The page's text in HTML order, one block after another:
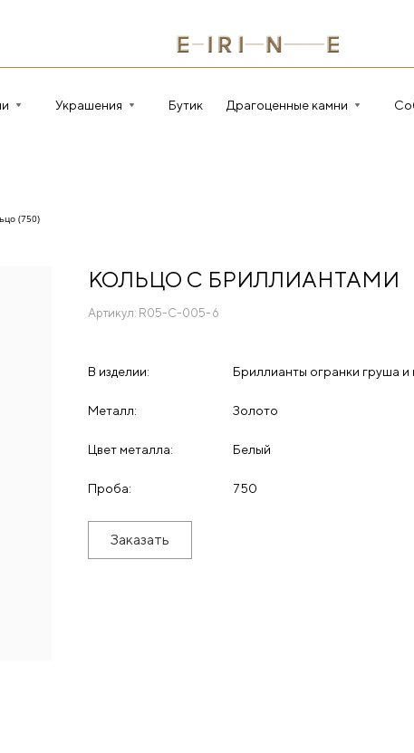
Украшения Бутик Драгоценные камни
(750)
КОЛЬЦО С БРИЛЛИАНТАМИ
Артикул: R05-C-005-6
В изделии: Бриллианты огранки груша и
Металл: Золото
Цвет металла: Белый
Проба: 750
Заказать